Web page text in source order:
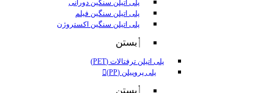
پلی اتیلن سنگین دورانی
پلی اتیلن سنگین فیلم
پلی اتیلن سنگین اکستروژن
بستن
پلی اتیلن ترفتالات (PET)
پلی پروپیلن (PP)
بستن